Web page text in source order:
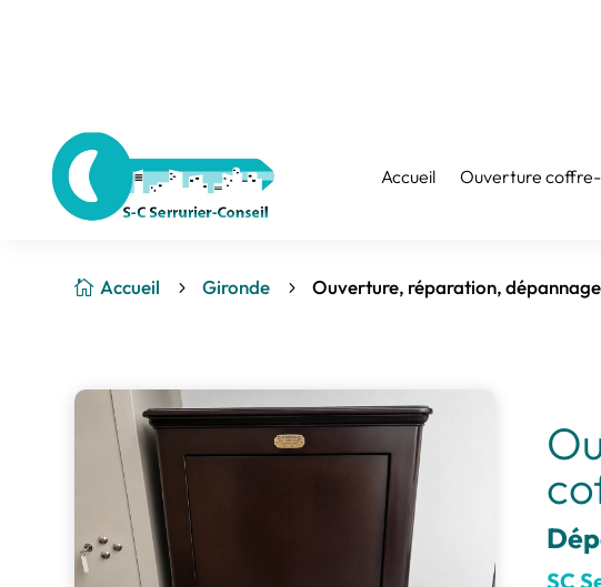
Accueil
Ouverture
 Accueil 5 Gironde 5 Ouverture, réparation,
SC